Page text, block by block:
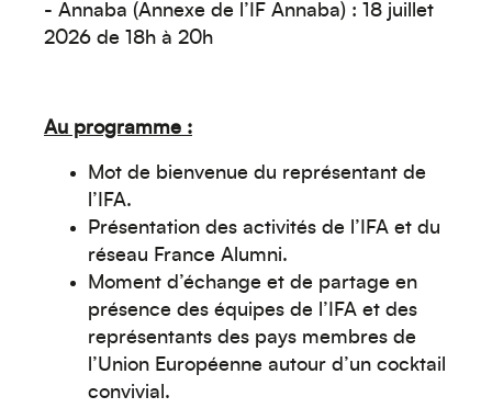
- Annaba (Annexe de l’IF Annaba) : 18 juillet
2026 de 18h à 20h
Au programme :
Mot de bienvenue du représentant de
l’IFA.
Présentation des activités de l’IFA et du
réseau France Alumni.
Moment d’échange et de partage en
présence des équipes de l’IFA et des
représentants des pays membres de
l’Union Européenne autour d’un cocktail
convivial.